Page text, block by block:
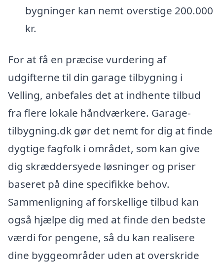
bygninger kan nemt overstige 200.000
kr.
For at få en præcise vurdering af
udgifterne til din garage tilbygning i
Velling, anbefales det at indhente tilbud
fra flere lokale håndværkere. Garage-
tilbygning.dk gør det nemt for dig at finde
dygtige fagfolk i området, som kan give
dig skræddersyede løsninger og priser
baseret på dine specifikke behov.
Sammenligning af forskellige tilbud kan
også hjælpe dig med at finde den bedste
værdi for pengene, så du kan realisere
dine byggeområder uden at overskride